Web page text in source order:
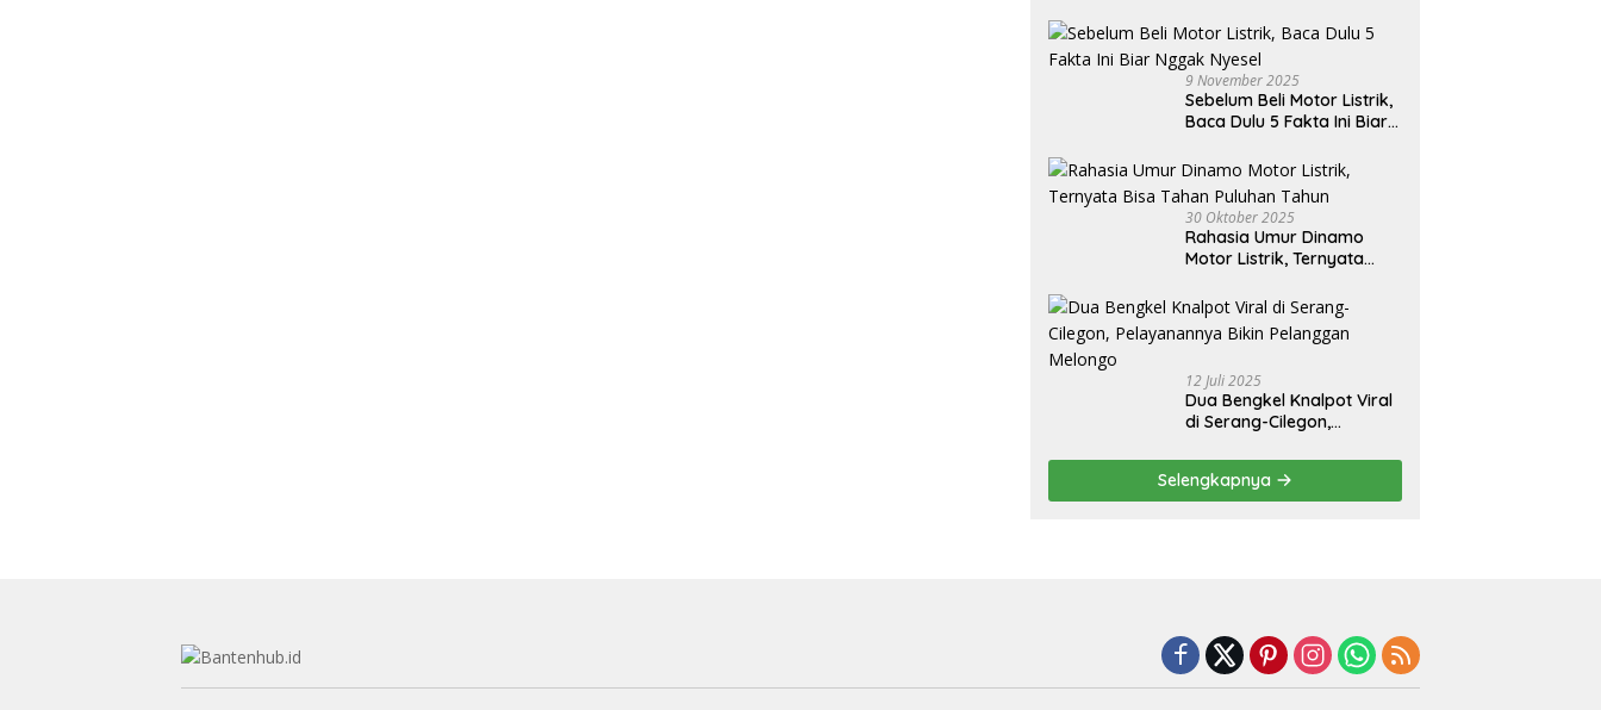
9 November 2025
Sebelum Beli Motor Listrik,
Baca Dulu 5 Fakta Ini Biar
30 Oktober 2025
Rahasia Umur Dinamo
Motor Listrik, Ternyata
12 Juli 2025
Dua Bengkel Knalpot Viral
di Serang-Cilegon,
Pelanggan Melongo
Selengkapnya